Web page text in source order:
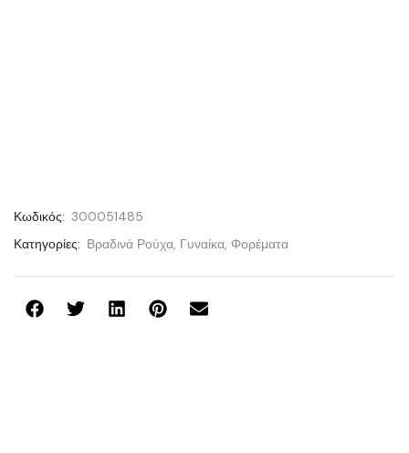
Κωδικός: 300051485
Κατηγορίες: Βραδινά Ρούχα, Γυναίκα, Φορέματα